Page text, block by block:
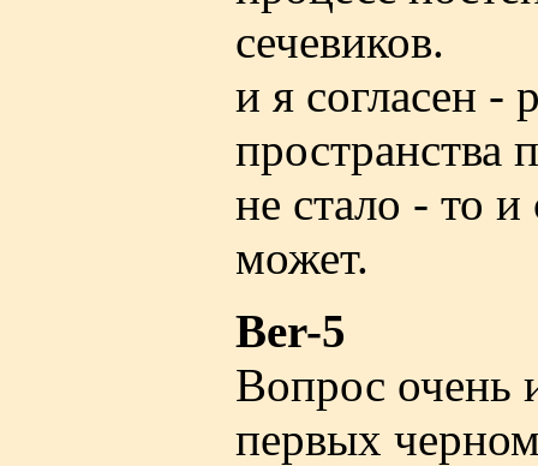
сечевиков.
и я согласен -
пространства
не стало - то
может.
Ber-5
Вопрос очень
первых